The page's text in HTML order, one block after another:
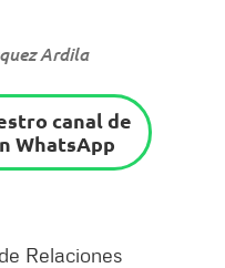
Ardila
canal de
WhatsApp
Relaciones